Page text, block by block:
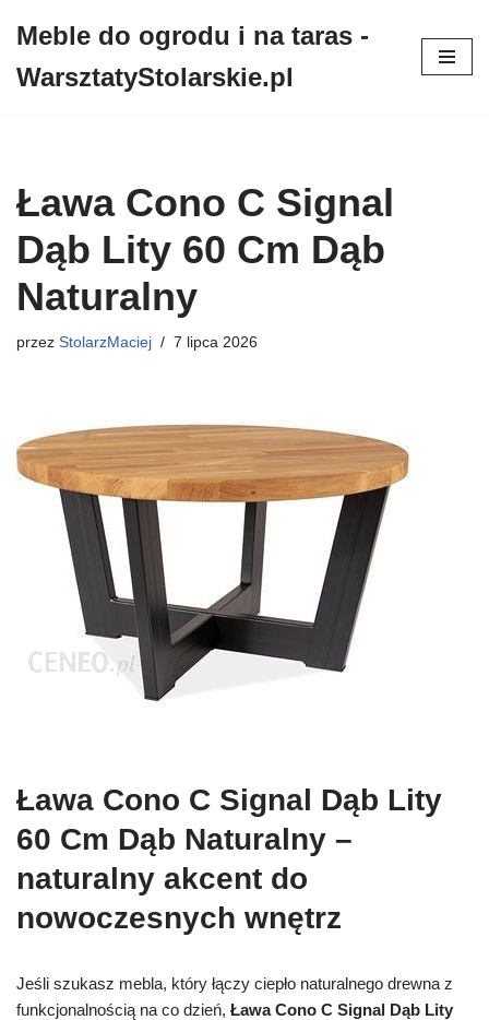
do
Meble do ogrodu i na taras -
WarsztatyStolarskie.pl
Ława Cono C Signal
Dąb Lity 60 Cm Dąb
Naturalny
przez StolarzMaciej 7 lipca 2026
Ława Cono C Signal Dąb Lity
60 Cm Dąb Naturalny –
naturalny akcent do
nowoczesnych wnętrz
Jeśli szukasz mebla, który łączy ciepło naturalnego drewna z
funkcjonalnością na co dzień, Ława Cono C Signal Dąb Lity